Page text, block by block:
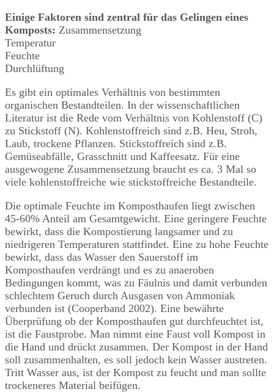
Einige Faktoren sind zentral für das Gelingen eines
Komposts: Zusammensetzung
Temperatur
Feuchte
Durchlüftung
Es gibt ein optimales Verhältnis von bestimmten
organischen Bestandteilen. In der wissenschaftlichen
Literatur ist die Rede vom Verhältnis von Kohlenstoff (C)
zu Stickstoff (N). Kohlenstoffreich sind z.B. Heu, Stroh,
Laub, trockene Pflanzen. Stickstoffreich sind z.B.
Gemüseabfälle, Grasschnitt und Kaffeesatz. Für eine
ausgewogene Zusammensetzung braucht es ca. 3 Mal so
viele kohlenstoffreiche wie stickstoffreiche Bestandteile.
Die optimale Feuchte im Komposthaufen liegt zwischen
45-60% Anteil am Gesamtgewicht. Eine geringere Feuchte
bewirkt, dass die Kompostierung langsamer und zu
niedrigeren Temperaturen stattfindet. Eine zu hohe Feuchte
bewirkt, dass das Wasser den Sauerstoff im
Komposthaufen verdrängt und es zu anaeroben
Bedingungen kommt, was zu Fäulnis und damit verbunden
schlechtem Geruch durch Ausgasen von Ammoniak
verbunden ist (Cooperband 2002). Eine bewährte
Überprüfung ob der Komposthaufen gut durchfeuchtet ist,
ist die Faustprobe. Man nimmt eine Faust voll Kompost in
die Hand und drückt zusammen. Der Kompost in der Hand
soll zusammenhalten, es soll jedoch kein Wasser austreten.
Tritt Wasser aus, ist der Kompost zu feucht und man sollte
trockeneres Material beifügen.